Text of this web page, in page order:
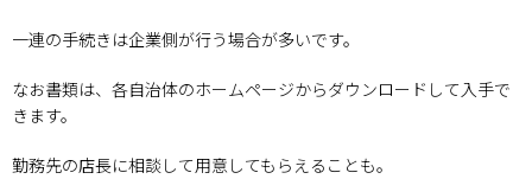
一連の手続きは企業側が行う場合が多いです。
なお書類は、各自治体のホームページからダウンロードして入手で
きます。
勤務先の店長に相談して用意してもらえることも。